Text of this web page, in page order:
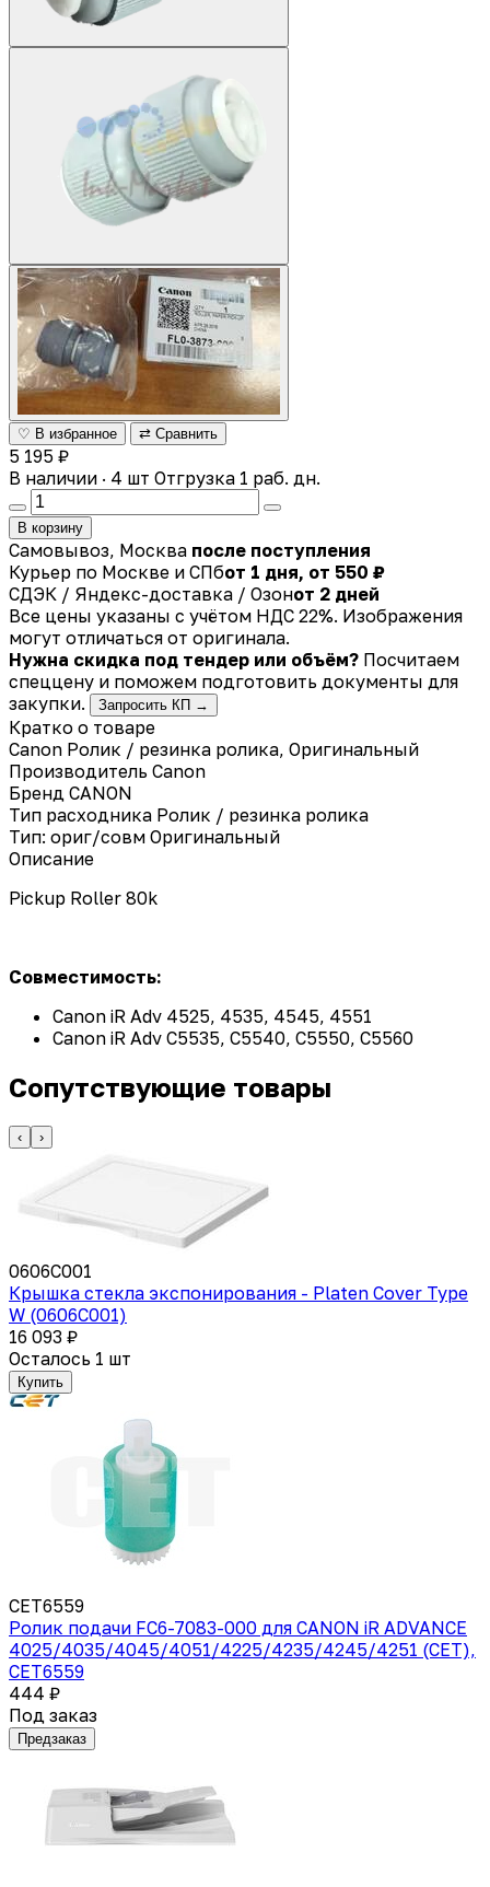
♡ В избранное ⇄ Сравнить
5 195 ₽
В наличии · 4 шт Отгрузка 1 раб. дн.
В корзину
Самовывоз, Москва после поступления
Курьер по Москве и СПбот 1 дня, от 550 ₽
СДЭК / Яндекс-доставка / Озонот 2 дней
Все цены указаны с учётом НДС 22%. Изображения
могут отличаться от оригинала.
Нужна скидка под тендер или объём? Посчитаем
спеццену и поможем подготовить документы для
закупки.
Запросить КП →
Кратко о товаре
Canon Ролик / резинка ролика, Оригинальный
Производитель Canon
Бренд CANON
Тип расходника Ролик / резинка ролика
Тип: ориг/совм Оригинальный
Описание
Pickup Roller 80k
Совместимость:
Canon iR Adv 4525, 4535, 4545, 4551
Canon iR Adv C5535, С5540, С5550, С5560
Сопутствующие товары
‹ ›
0606C001
Крышка стекла экспонирования - Platen Cover Type
W (0606C001)
16 093 ₽
Осталось 1 шт
Купить
CET6559
Ролик подачи FC6-7083-000 для CANON iR ADVANCE
4025/4035/4045/4051/4225/4235/4245/4251 (CET),
CET6559
444 ₽
Под заказ
Предзаказ